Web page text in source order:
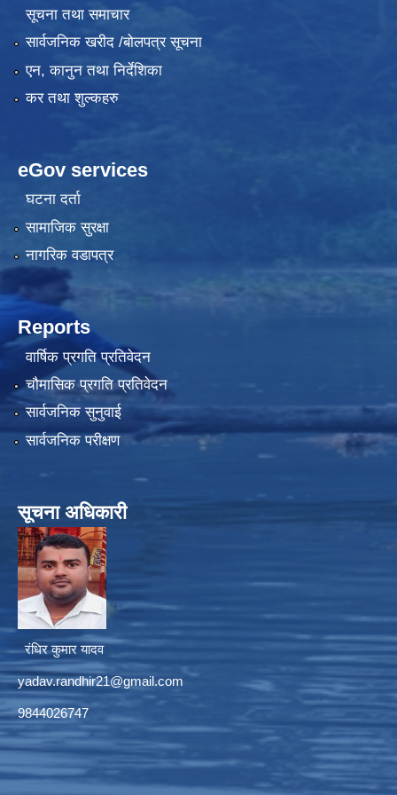
सूचना तथा समाचार
सार्वजनिक खरीद /बोलपत्र सूचना
एन, कानुन तथा निर्देशिका
कर तथा शुल्कहरु
eGov services
घटना दर्ता
सामाजिक सुरक्षा
नागरिक वडापत्र
Reports
वार्षिक प्रगति प्रतिवेदन
चौमासिक प्रगति प्रतिवेदन
सार्वजनिक सुनुवाई
सार्वजनिक परीक्षण
सूचना अधिकारी
रंधिर कुमार यादव
yadav.randhir21@gmail.com
9844026747